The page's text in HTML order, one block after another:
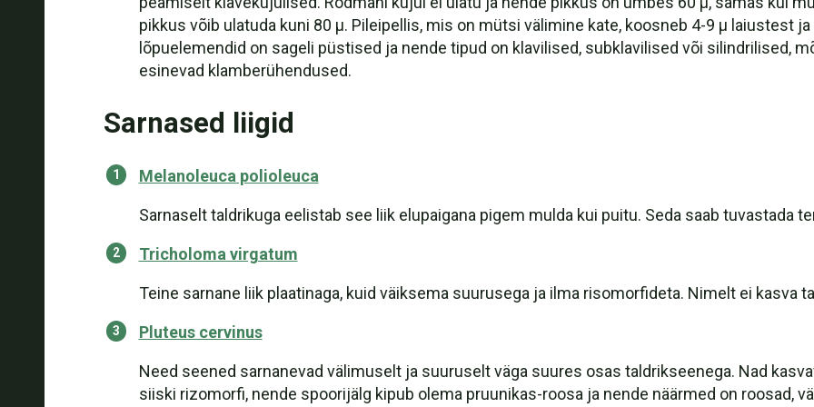
pikkus võib ulatuda kuni 80 µ. Pileipellis, mis on mütsi välimine kate, koosneb 4-9 µ laiustest
lõpuelemendid on sageli püstised ja nende tipud on klavilised, subklavilised või silindrilised,
esinevad klamberühendused.
Sarnased liigid
Melanoleuca polioleuca
Sarnaselt taldrikuga eelistab see liik elupaigana pigem mulda kui puitu. Seda saab tuvastada
Tricholoma virgatum
Teine sarnane liik plaatinaga, kuid väiksema suurusega ja ilma risomorfideta. Nimelt ei kasva
Pluteus cervinus
Need seened sarnanevad välimuselt ja suuruselt väga suures osas taldrikseenega. Nad
siiski rizomorfi, nende spoorijälg kipub olema pruunikas-roosa ja nende näärmed on roosad,